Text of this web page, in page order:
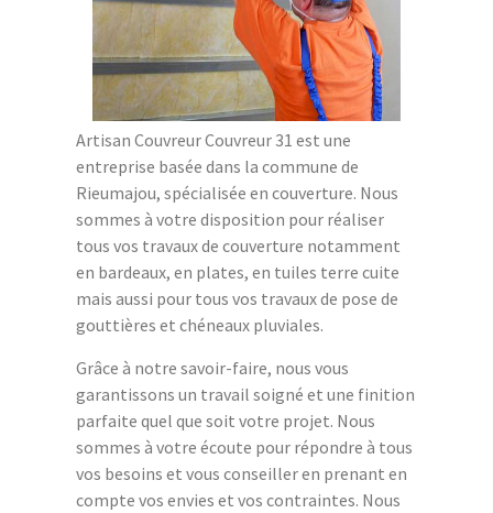
Artisan Couvreur Couvreur 31 est une
entreprise basée dans la commune de
Rieumajou, spécialisée en couverture. Nous
sommes à votre disposition pour réaliser
tous vos travaux de couverture notamment
en bardeaux, en plates, en tuiles terre cuite
mais aussi pour tous vos travaux de pose de
gouttières et chéneaux pluviales.
Grâce à notre savoir-faire, nous vous
garantissons un travail soigné et une finition
parfaite quel que soit votre projet. Nous
sommes à votre écoute pour répondre à tous
vos besoins et vous conseiller en prenant en
compte vos envies et vos contraintes. Nous